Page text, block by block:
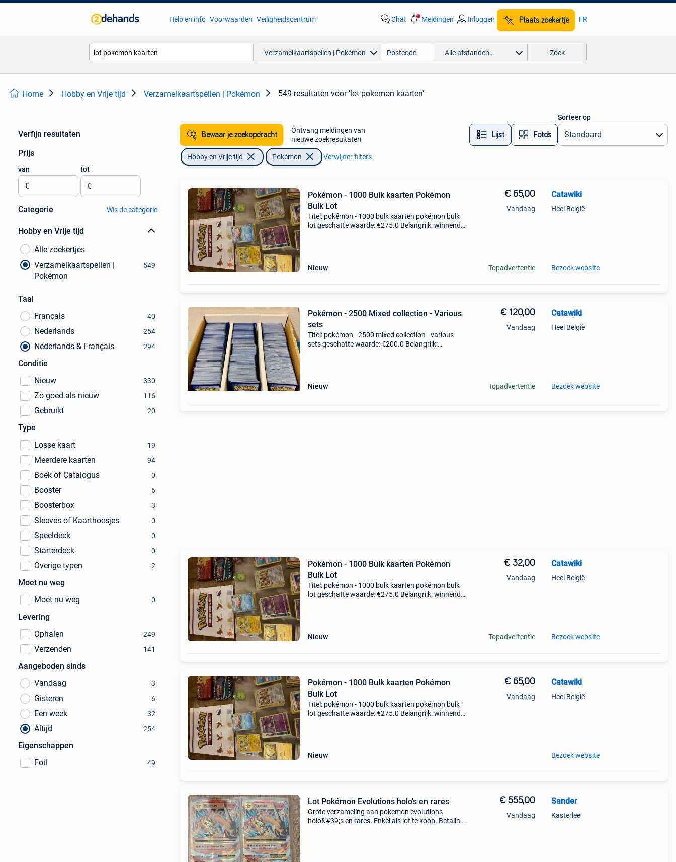
Help en info Voorwaarden Veiligheidscentrum Chat Meldingen Inloggen Plaats zoekertje FR
Verzamelkaartspellen | Pokémon Alle afstanden… Zoek
Home Hobby en Vrije tijd Verzamelkaartspellen | Pokémon 549 resultaten voor 'lot pokemon kaarten'
Verfijn resultaten
Prijs
van
€
tot
€
Categorie Wis de categorie
Hobby en Vrije tijd
Alle zoekertjes
Verzamelkaartspellen |
Pokémon
549
Taal
Français
40
Nederlands 254
Nederlands & Français 294
Conditie
Nieuw
330
Zo goed als nieuw 116
Gebruikt 20
Type
Losse kaart
19
Meerdere kaarten 94
Boek of Catalogus 0
Booster 6
Boosterbox 3
Sleeves of Kaarthoesjes 0
Speeldeck 0
Starterdeck 0
Overige typen 2
Moet nu weg
Moet nu weg
0
Levering
Ophalen
249
Verzenden 141
Aangeboden sinds
Vandaag
3
Gisteren 6
Een week 32
Altijd 254
Eigenschappen
Foil
49
Bewaar je zoekopdracht
Ontvang meldingen van
nieuwe zoekresultaten
Lijst Foto’s
Sorteer op
Hobby en Vrije tijd Pokémon Verwijder filters
Pokémon - 1000 Bulk kaarten Pokémon
Bulk Lot
Titel: pokémon - 1000 bulk kaarten pokémon bulk
lot geschatte waarde: €275.0 Belangrijk: winnende
Nieuw
€ 65,00
Vandaag
Topadvertentie
Catawiki
Heel België
Bezoek website
Pokémon - 2500 Mixed collection - Various
sets
Titel: pokémon - 2500 mixed collection - various
sets geschatte waarde: €200.0 Belangrijk:
Nieuw
€ 120,00
Vandaag
Topadvertentie
Catawiki
Heel België
Bezoek website
Pokémon - 1000 Bulk kaarten Pokémon
Bulk Lot
Titel: pokémon - 1000 bulk kaarten pokémon bulk
lot geschatte waarde: €275.0 Belangrijk: winnende
Nieuw
€ 32,00
Vandaag
Topadvertentie
Catawiki
Heel België
Bezoek website
Pokémon - 1000 Bulk kaarten Pokémon
Bulk Lot
Titel: pokémon - 1000 bulk kaarten pokémon bulk
lot geschatte waarde: €275.0 Belangrijk: winnende
Nieuw
€ 65,00
Vandaag
Catawiki
Heel België
Bezoek website
Lot Pokémon Evolutions holo's en rares
Grote verzameling aan pokemon evolutions
holo&#39;s en rares. Enkel als lot te koop. Betaling
€ 555,00
Vandaag
Sander
Kasterlee